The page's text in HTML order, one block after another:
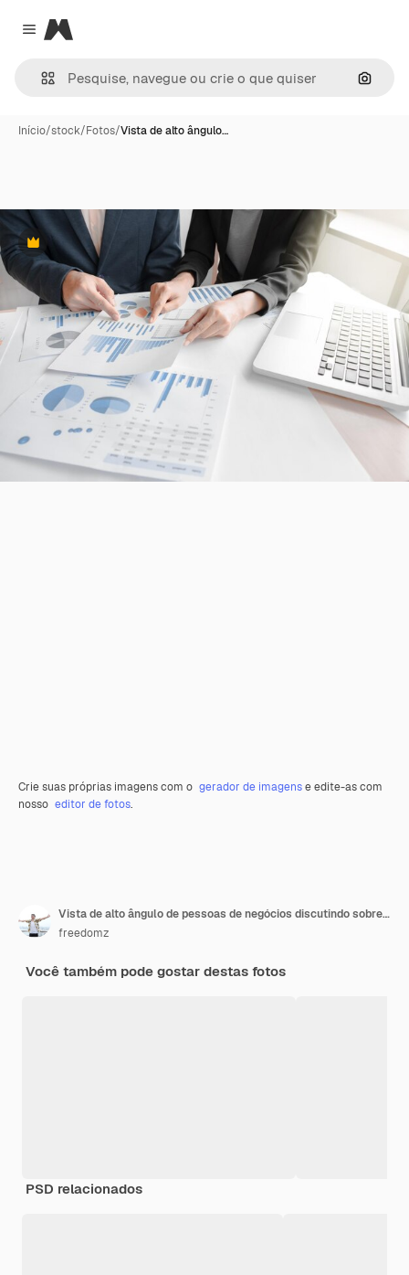
Close menu
Magnific
Início/stock/Fotos/Vista de alto ângulo…
Premium
Crie suas próprias imagens com o gerador de imagense edite-as com
nosso editor de fotos.
Vista de alto ângulo de pessoas de negócios discutindo sobre gráficos na mesa
freedomz
Você também pode gostar destas fotos
PSD relacionados